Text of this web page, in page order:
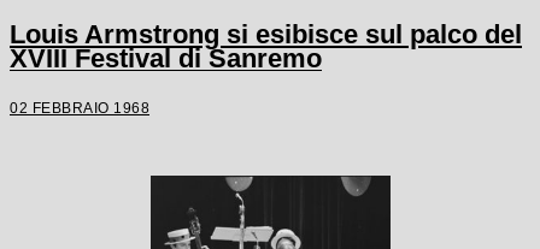
Louis Armstrong si esibisce sul palco del
XVIII Festival di Sanremo
02 FEBBRAIO 1968